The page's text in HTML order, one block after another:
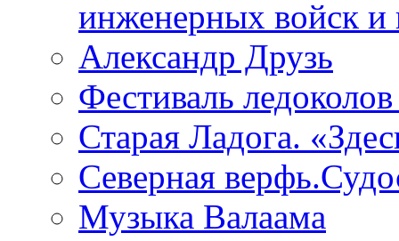
инженерных войск и
Александр Друзь
Фестиваль
Старая Ладога.
Северная
Музыка Валаама